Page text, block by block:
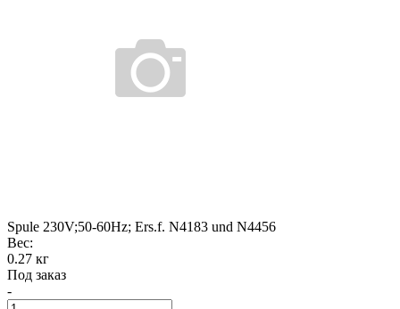
Spule 230V;50-60Hz; Ers.f. N4183 und N4456
Вес:
0.27 кг
Под заказ
-